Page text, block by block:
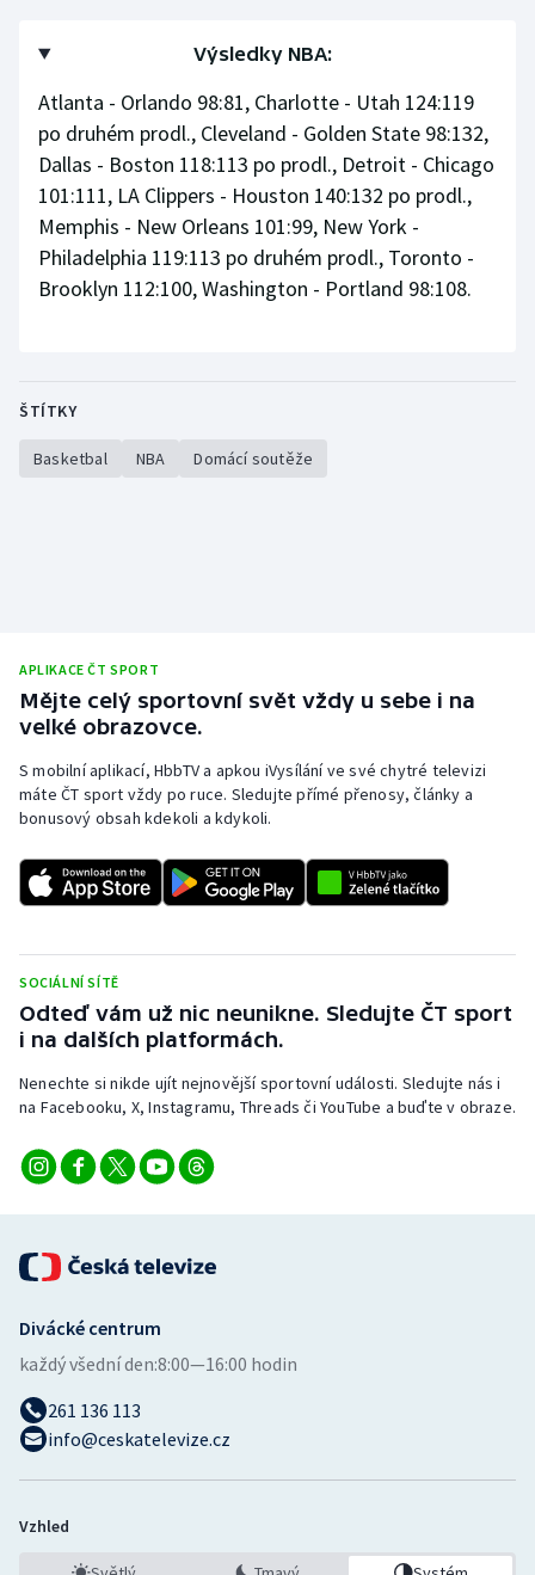
Triatlon
Veslování
Vodní slalom
Volejbal
Výsledky NBA:
Atlanta - Orlando 98:81, Charlotte - Utah 124:119
po druhém prodl., Cleveland - Golden State 98:132,
Dallas - Boston 118:113 po prodl., Detroit - Chicago
101:111, LA Clippers - Houston 140:132 po prodl.,
Memphis - New Orleans 101:99, New York -
Philadelphia 119:113 po druhém prodl., Toronto -
Brooklyn 112:100, Washington - Portland 98:108.
ŠTÍTKY
Basketbal NBA Domácí soutěže
APLIKACE ČT SPORT
Mějte celý sportovní svět vždy u sebe i na
velké obrazovce.
S mobilní aplikací, HbbTV a apkou iVysílání ve své chytré televizi
máte ČT sport vždy po ruce. Sledujte přímé přenosy, články a
bonusový obsah kdekoli a kdykoli.
SOCIÁLNÍ SÍTĚ
Odteď vám už nic neunikne. Sledujte ČT sport
i na dalších platformách.
Nenechte si nikde ujít nejnovější sportovní události. Sledujte nás i
na Facebooku, X, Instagramu, Threads či YouTube a buďte v obraze.
Divácké centrum
každý všední den:8:00—16:00 hodin
261 136 113
info@ceskatelevize.cz
Vzhled